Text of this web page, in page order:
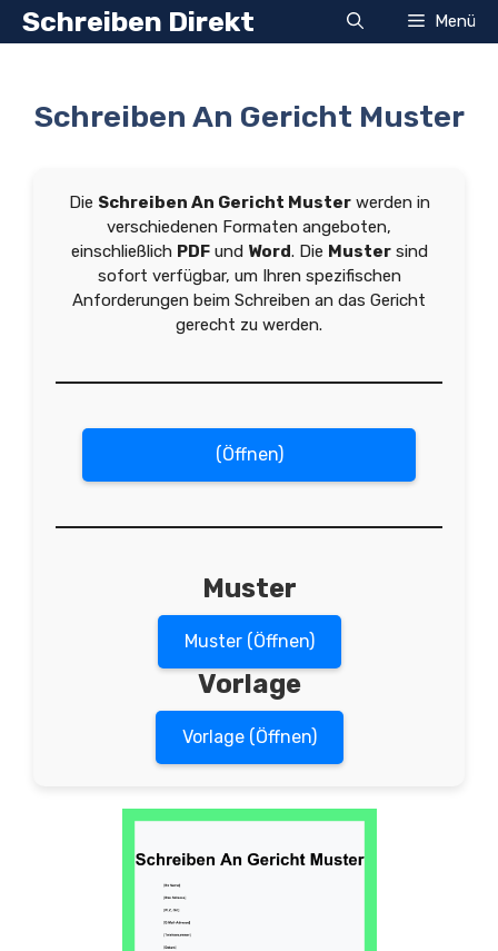
Zum
InhaltSchreiben Direkt Menü
Schreiben An Gericht Muster
Die Schreiben An Gericht Musterwerden in
verschiedenen Formaten angeboten,
einschließlich PDFund Word. Die Mustersind
sofort verfügbar, um Ihren spezifischen
Anforderungen beim Schreiben an das Gericht
gerecht zu werden.
(Öffnen)
Muster
Muster (Öffnen)
Vorlage
Vorlage (Öffnen)